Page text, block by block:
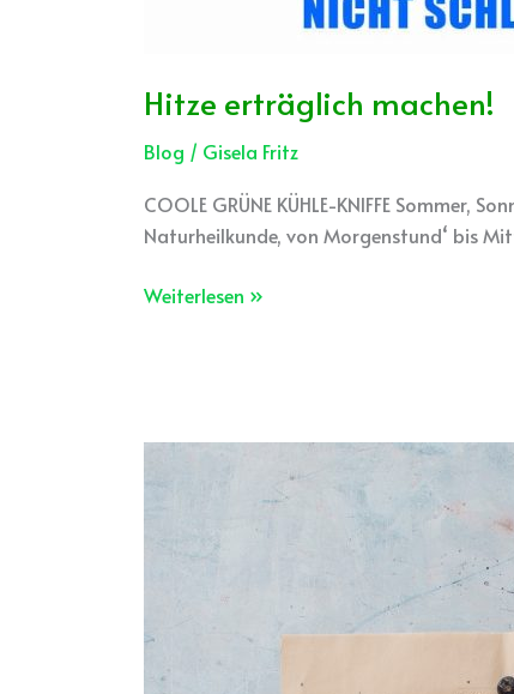
Hitze erträglich machen!
Blog / Gisela Fritz
COOLE GRÜNE KÜHLE-KNIFFE
Naturheilkunde, von Morgenstund‘ bis
Weiterlesen »